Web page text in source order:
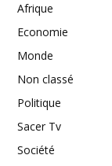
Afrique
Economie
Monde
Non classé
Politique
Sacer Tv
Société